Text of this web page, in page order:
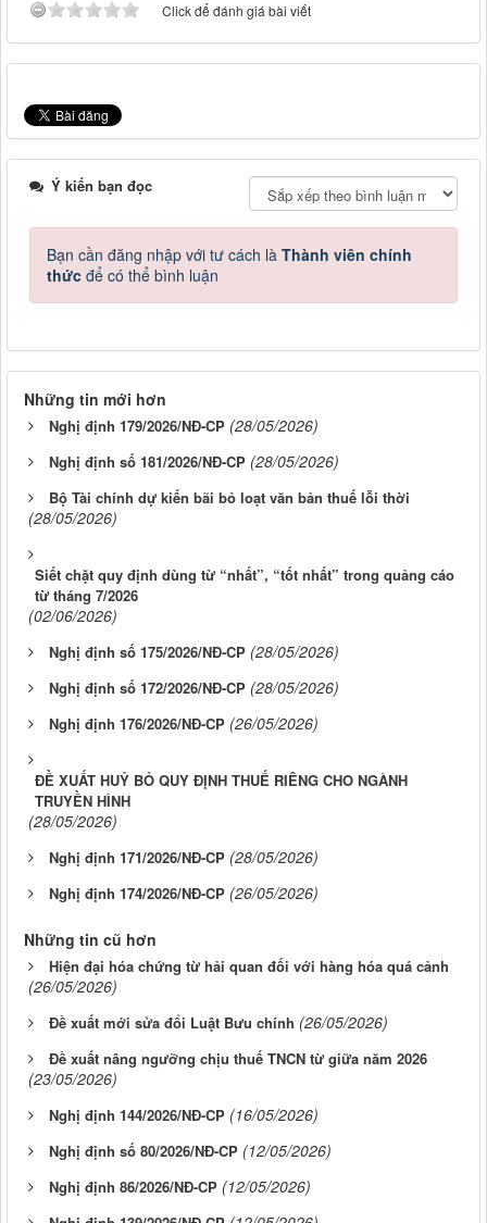
Click để đánh giá bài viết
Ý kiến bạn đọc
Bạn cần đăng nhập với tư cách là Thành viên chính
thức để có thể bình luận
Những tin mới hơn
Nghị định 179/2026/NĐ-CP (28/05/2026)
Nghị định số 181/2026/NĐ-CP (28/05/2026)
Bộ Tài chính dự kiến bãi bỏ loạt văn bản thuế lỗi thời
(28/05/2026)
Siết chặt quy định dùng từ “nhất”, “tốt nhất” trong quảng cáo
từ tháng 7/2026
(02/06/2026)
Nghị định số 175/2026/NĐ-CP (28/05/2026)
Nghị định số 172/2026/NĐ-CP (28/05/2026)
Nghị định 176/2026/NĐ-CP (26/05/2026)
ĐỀ XUẤT HUỶ BỎ QUY ĐỊNH THUẾ RIÊNG CHO NGÀNH
TRUYỀN HÌNH
(28/05/2026)
Nghị định 171/2026/NĐ-CP (28/05/2026)
Nghị định 174/2026/NĐ-CP (26/05/2026)
Những tin cũ hơn
Hiện đại hóa chứng từ hải quan đối với hàng hóa quá cảnh
(26/05/2026)
Đề xuất mới sửa đổi Luật Bưu chính (26/05/2026)
Đề xuất nâng ngưỡng chịu thuế TNCN từ giữa năm 2026
(23/05/2026)
Nghị định 144/2026/NĐ-CP (16/05/2026)
Nghị định số 80/2026/NĐ-CP (12/05/2026)
Nghị định 86/2026/NĐ-CP (12/05/2026)